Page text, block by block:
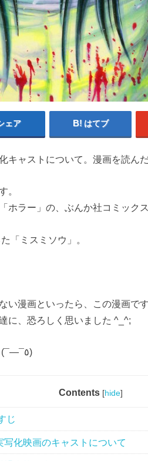
ェア はてブ
キャストについて。漫画を読ん
。
ホラー」の、ぶんか社コミックス
「ミスミソウ」。
い漫画といったら、この漫画で
に、恐ろしく思いました ^_^;
佐山流美がどうしても苦手… (¯―¯٥)
Contents [hide]
じ
写化映画のキャストについて